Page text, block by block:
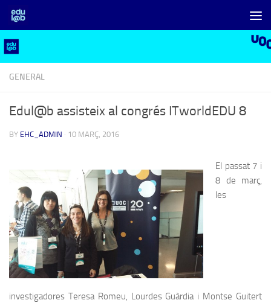
Skip to content
GENERAL
Edul@b assisteix al congrés ITworldEDU 8
BY EHC_ADMIN · 10 MARÇ, 2016
El passat 7 i
8 de març,
les
investigadores Teresa Romeu, Lourdes Guàrdia i Montse Guitert